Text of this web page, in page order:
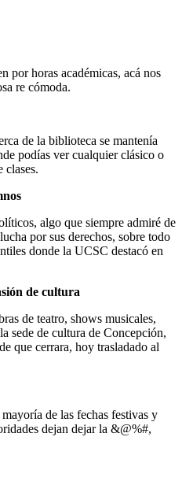
por horas académicas, acá nos
re cómoda.
de la biblioteca se mantenía
podías ver cualquier clásico o
clases.
algo que siempre admiré de
por sus derechos, sobre todo
donde la UCSC destacó en
de cultura
de teatro, shows musicales,
sede de cultura de Concepción,
que cerrara, hoy trasladado al
de las fechas festivas y
dejan dejar la &@%#,